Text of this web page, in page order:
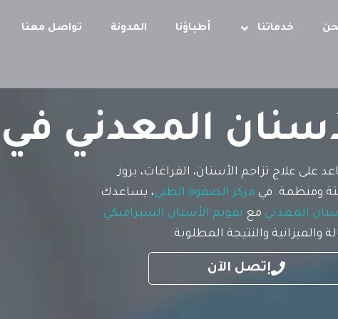
خدماتنا أطباؤنا المدونة تواصل معنا
المعدني
على علاج تزاحم الأسنان، الفراغات، بروز
ومنظمة. في مركز الصفوة الطبي، يساعدك
المعدني مع تقويم الأسنان السيراميكي
والميزانية والنتيجة المطلوبة.
إتصل الآن